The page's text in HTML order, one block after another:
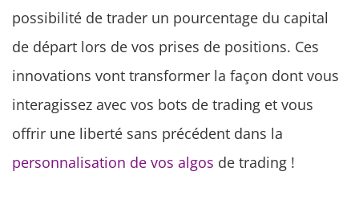
possibilité de trader un pourcentage du capital
de départ lors de vos prises de positions. Ces
innovations vont transformer la façon dont vous
interagissez avec vos bots de trading et vous
offrir une liberté sans précédent dans la
personnalisation de vos algos de trading !